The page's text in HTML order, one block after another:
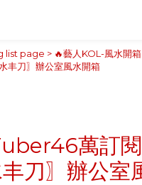
list page > 🔥藝人KOL-風水開箱
丰刀〗辦公室風水開箱
萬訂
丰刀〗辦公室